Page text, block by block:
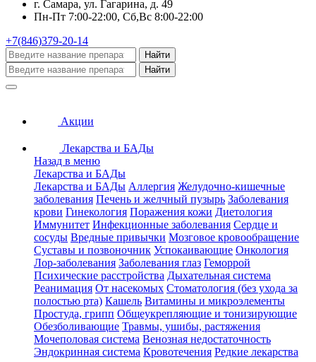
г. Самара, ул. Гагарина, д. 49
Пн-Пт 7:00-22:00, Сб,Вс 8:00-22:00
+7(846)379-20-14
Найти
Найти
Акции
Лекарства и БАДы
Назад в меню
Лекарства и БАДы
Лекарства и БАДы Аллергия Желудочно-кишечные
заболевания Печень и желчный пузырь Заболевания
крови Гинекология Поражения кожи Диетология
Иммунитет Инфекционные заболевания Сердце и
сосуды Вредные привычки Мозговое кровообращение
Суставы и позвоночник Успокаивающие Онкология
Лор-заболевания Заболевания глаз Геморрой
Психические расстройства Дыхательная система
Реанимация От насекомых Стоматология (без ухода за
полостью рта) Кашель Витамины и микроэлементы
Простуда, грипп Общеукрепляющие и тонизирующие
Обезболивающие Травмы, ушибы, растяжения
Мочеполовая система Венозная недостаточность
Эндокринная система Кровотечения Редкие лекарства